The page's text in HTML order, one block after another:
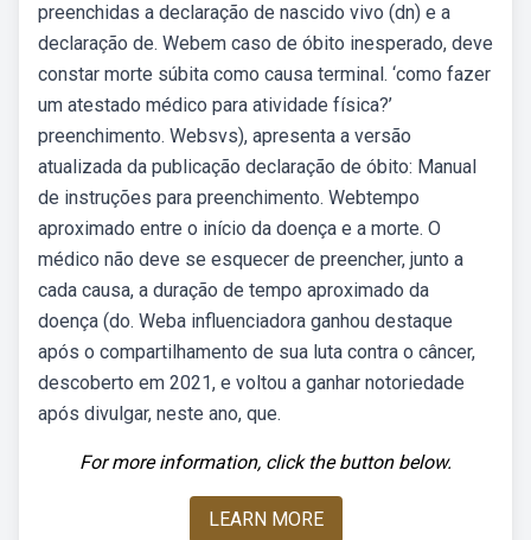
preenchidas a declaração de nascido vivo (dn) e a
declaração de. Webem caso de óbito inesperado, deve
constar morte súbita como causa terminal. ‘como fazer
um atestado médico para atividade física?’
preenchimento. Websvs), apresenta a versão
atualizada da publicação declaração de óbito: Manual
de instruções para preenchimento. Webtempo
aproximado entre o início da doença e a morte. O
médico não deve se esquecer de preencher, junto a
cada causa, a duração de tempo aproximado da
doença (do. Weba influenciadora ganhou destaque
após o compartilhamento de sua luta contra o câncer,
descoberto em 2021, e voltou a ganhar notoriedade
após divulgar, neste ano, que.
For more information, click the button below.
LEARN MORE